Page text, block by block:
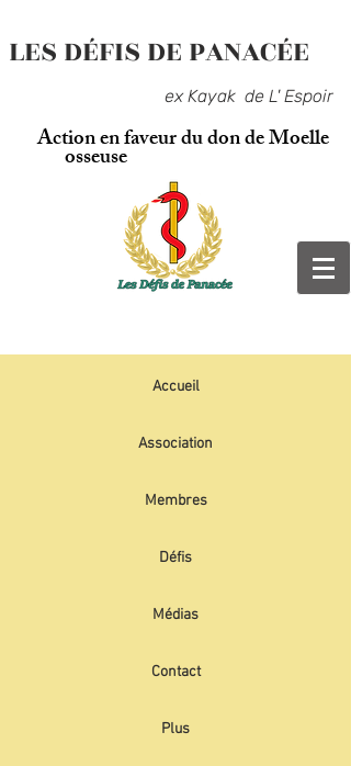
LES DÉFIS DE PANACÉE
ex Kayak de L' Espoir
Action en faveur du don de Moelle
osseuse
Accueil
Association
Membres
Défis
Médias
Contact
Plus